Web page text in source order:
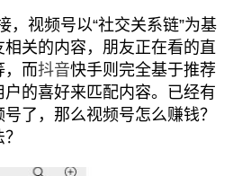
视频号以“社交关系链”为基
关的内容，朋友正在看的直
，而抖音快手则完全基于推荐
的喜好来匹配内容。已经有
了，那么视频号怎么赚钱？